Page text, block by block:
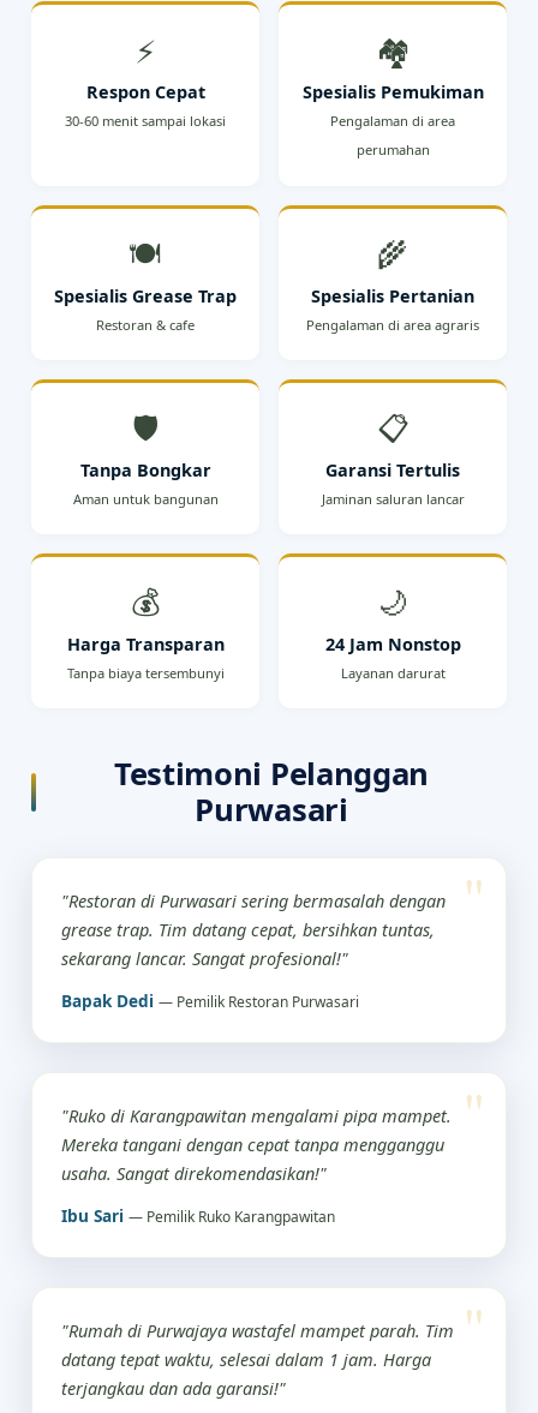
⚡
Respon Cepat
30-60 menit sampai lokasi
🏘️
Spesialis Pemukiman
Pengalaman di area
perumahan
🍽️
Spesialis Grease Trap
Restoran & cafe
🌾
Spesialis Pertanian
Pengalaman di area agraris
🛡️
Tanpa Bongkar
Aman untuk bangunan
📋
Garansi Tertulis
Jaminan saluran lancar
💰
Harga Transparan
Tanpa biaya tersembunyi
🌙
24 Jam Nonstop
Layanan darurat
Testimoni Pelanggan
Purwasari
"Restoran di Purwasari sering bermasalah dengan
grease trap. Tim datang cepat, bersihkan tuntas,
sekarang lancar. Sangat profesional!"
Bapak Dedi — Pemilik Restoran Purwasari
"Ruko di Karangpawitan mengalami pipa mampet.
Mereka tangani dengan cepat tanpa mengganggu
usaha. Sangat direkomendasikan!"
Ibu Sari — Pemilik Ruko Karangpawitan
"Rumah di Purwajaya wastafel mampet parah. Tim
datang tepat waktu, selesai dalam 1 jam. Harga
terjangkau dan ada garansi!"